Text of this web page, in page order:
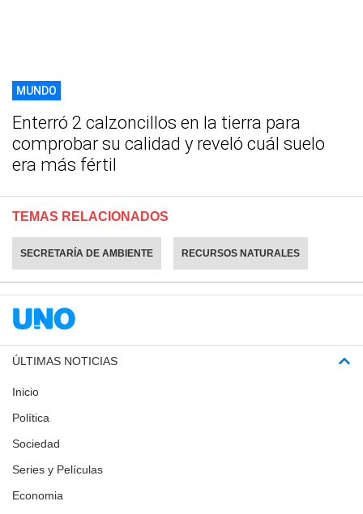
MUNDO
Enterró 2 calzoncillos en la tierra para
comprobar su calidad y reveló cuál suelo
era más fértil
TEMAS RELACIONADOS
SECRETARÍA DE AMBIENTE RECURSOS NATURALES
ÚLTIMAS NOTICIAS
Inicio
Política
Sociedad
Series y Películas
Economia